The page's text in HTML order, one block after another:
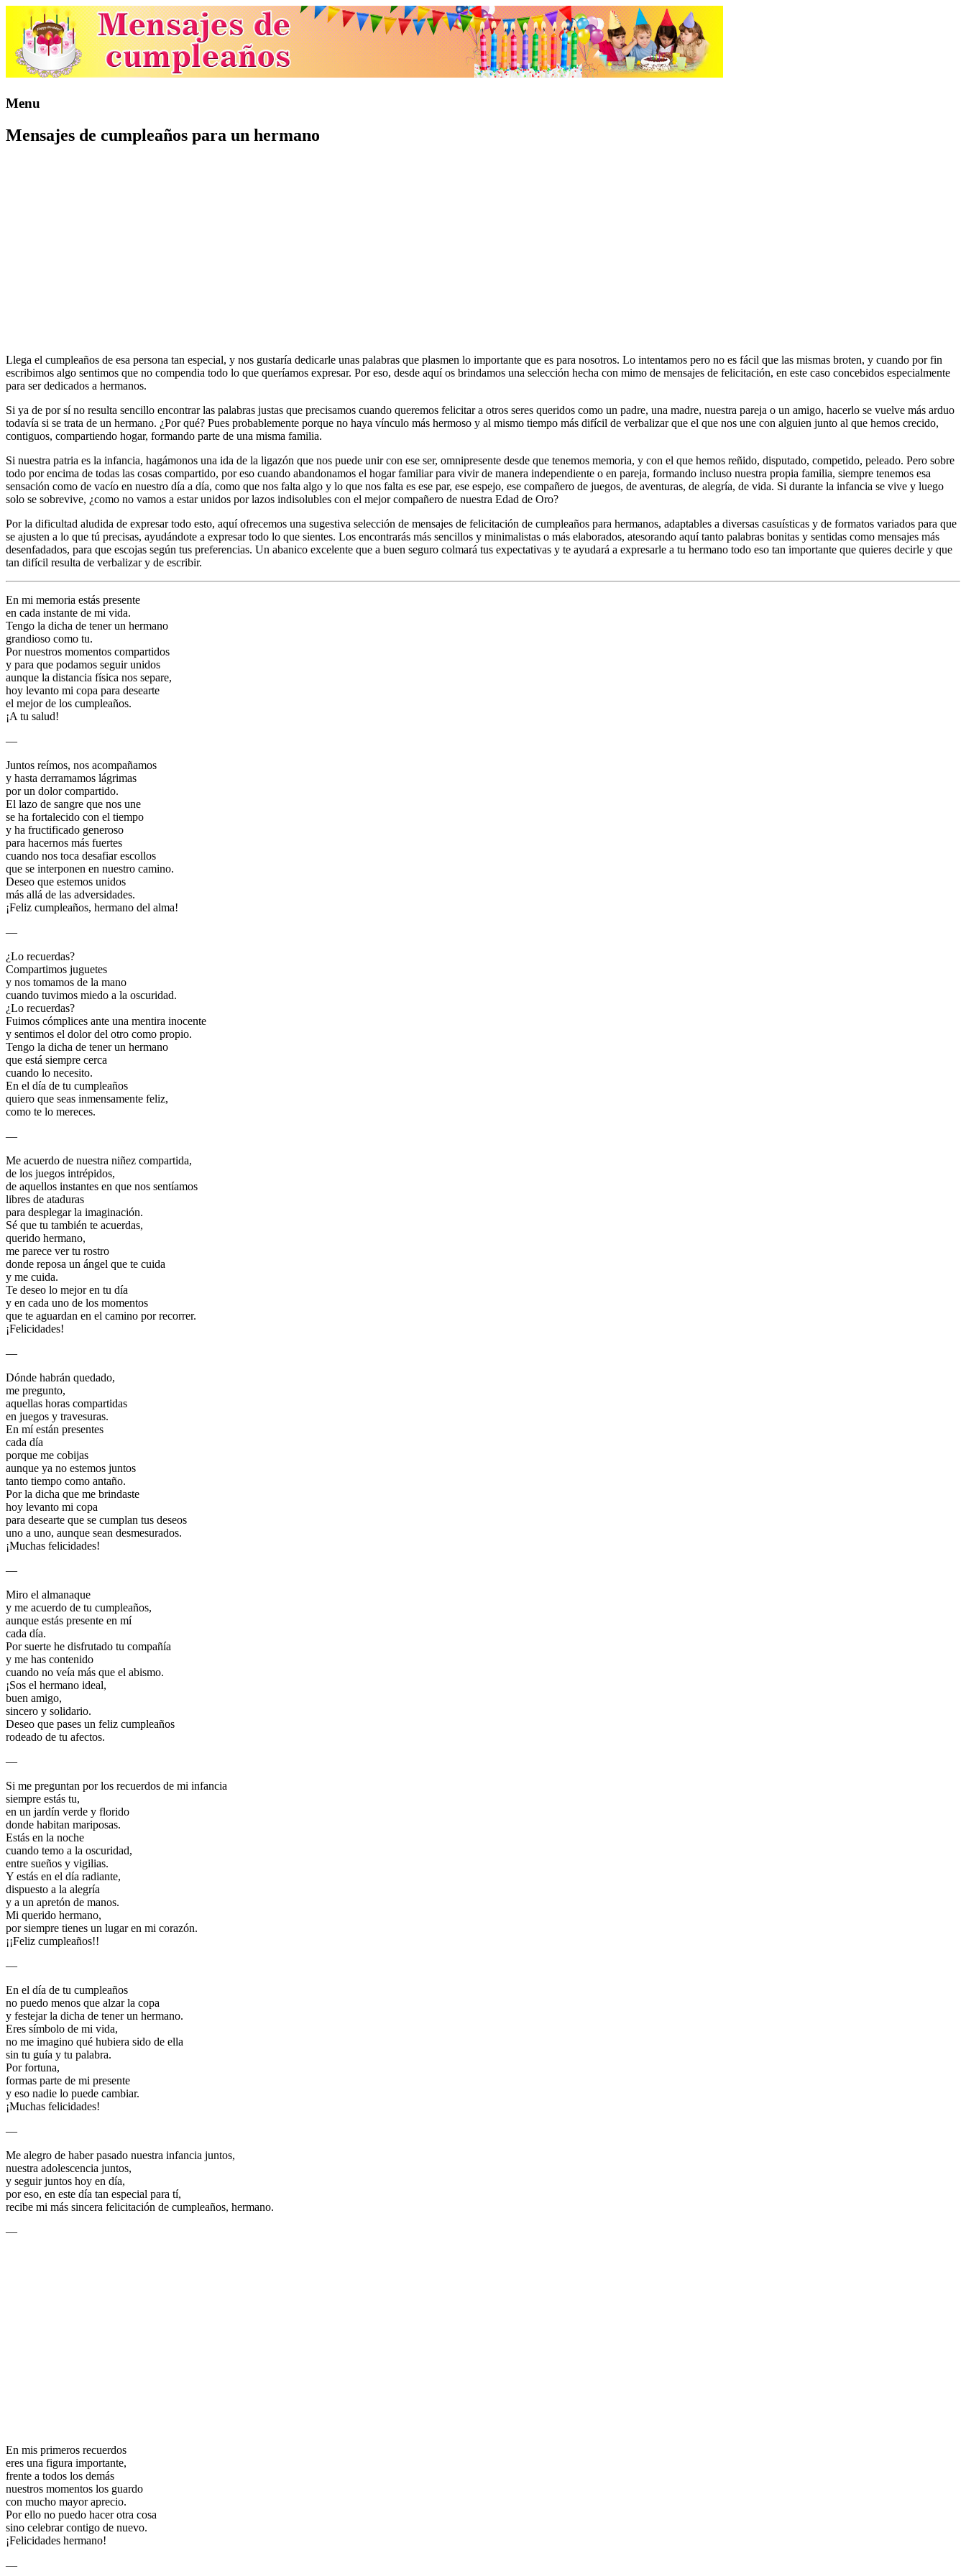
Menu
Mensajes de cumpleaños para un hermano
Llega el cumpleaños de esa persona tan especial, y nos gustaría dedicarle unas palabras que plasmen lo importante que es para nosotros. Lo intentamos pero no es fácil que las mismas broten, y cuando por fin
escribimos algo sentimos que no compendia todo lo que queríamos expresar. Por eso, desde aquí os brindamos una selección hecha con mimo de mensajes de felicitación, en este caso concebidos especialmente
para ser dedicados a hermanos.
Si ya de por sí no resulta sencillo encontrar las palabras justas que precisamos cuando queremos felicitar a otros seres queridos como un padre, una madre, nuestra pareja o un amigo, hacerlo se vuelve más arduo
todavía si se trata de un hermano. ¿Por qué? Pues probablemente porque no haya vínculo más hermoso y al mismo tiempo más difícil de verbalizar que el que nos une con alguien junto al que hemos crecido,
contiguos, compartiendo hogar, formando parte de una misma familia.
Si nuestra patria es la infancia, hagámonos una ida de la ligazón que nos puede unir con ese ser, omnipresente desde que tenemos memoria, y con el que hemos reñido, disputado, competido, peleado. Pero sobre
todo por encima de todas las cosas compartido, por eso cuando abandonamos el hogar familiar para vivir de manera independiente o en pareja, formando incluso nuestra propia familia, siempre tenemos esa
sensación como de vacío en nuestro día a día, como que nos falta algo y lo que nos falta es ese par, ese espejo, ese compañero de juegos, de aventuras, de alegría, de vida. Si durante la infancia se vive y luego
solo se sobrevive, ¿como no vamos a estar unidos por lazos indisolubles con el mejor compañero de nuestra Edad de Oro?
Por la dificultad aludida de expresar todo esto, aquí ofrecemos una sugestiva selección de mensajes de felicitación de cumpleaños para hermanos, adaptables a diversas casuísticas y de formatos variados para que
se ajusten a lo que tú precisas, ayudándote a expresar todo lo que sientes. Los encontrarás más sencillos y minimalistas o más elaborados, atesorando aquí tanto palabras bonitas y sentidas como mensajes más
desenfadados, para que escojas según tus preferencias. Un abanico excelente que a buen seguro colmará tus expectativas y te ayudará a expresarle a tu hermano todo eso tan importante que quieres decirle y que
tan difícil resulta de verbalizar y de escribir.
En mi memoria estás presente
en cada instante de mi vida.
Tengo la dicha de tener un hermano
grandioso como tu.
Por nuestros momentos compartidos
y para que podamos seguir unidos
aunque la distancia física nos separe,
hoy levanto mi copa para desearte
el mejor de los cumpleaños.
¡A tu salud!
—
Juntos reímos, nos acompañamos
y hasta derramamos lágrimas
por un dolor compartido.
El lazo de sangre que nos une
se ha fortalecido con el tiempo
y ha fructificado generoso
para hacernos más fuertes
cuando nos toca desafiar escollos
que se interponen en nuestro camino.
Deseo que estemos unidos
más allá de las adversidades.
¡Feliz cumpleaños, hermano del alma!
—
¿Lo recuerdas?
Compartimos juguetes
y nos tomamos de la mano
cuando tuvimos miedo a la oscuridad.
¿Lo recuerdas?
Fuimos cómplices ante una mentira inocente
y sentimos el dolor del otro como propio.
Tengo la dicha de tener un hermano
que está siempre cerca
cuando lo necesito.
En el día de tu cumpleaños
quiero que seas inmensamente feliz,
como te lo mereces.
—
Me acuerdo de nuestra niñez compartida,
de los juegos intrépidos,
de aquellos instantes en que nos sentíamos
libres de ataduras
para desplegar la imaginación.
Sé que tu también te acuerdas,
querido hermano,
me parece ver tu rostro
donde reposa un ángel que te cuida
y me cuida.
Te deseo lo mejor en tu día
y en cada uno de los momentos
que te aguardan en el camino por recorrer.
¡Felicidades!
—
Dónde habrán quedado,
me pregunto,
aquellas horas compartidas
en juegos y travesuras.
En mí están presentes
cada día
porque me cobijas
aunque ya no estemos juntos
tanto tiempo como antaño.
Por la dicha que me brindaste
hoy levanto mi copa
para desearte que se cumplan tus deseos
uno a uno, aunque sean desmesurados.
¡Muchas felicidades!
—
Miro el almanaque
y me acuerdo de tu cumpleaños,
aunque estás presente en mí
cada día.
Por suerte he disfrutado tu compañía
y me has contenido
cuando no veía más que el abismo.
¡Sos el hermano ideal,
buen amigo,
sincero y solidario.
Deseo que pases un feliz cumpleaños
rodeado de tu afectos.
—
Si me preguntan por los recuerdos de mi infancia
siempre estás tu,
en un jardín verde y florido
donde habitan mariposas.
Estás en la noche
cuando temo a la oscuridad,
entre sueños y vigilias.
Y estás en el día radiante,
dispuesto a la alegría
y a un apretón de manos.
Mi querido hermano,
por siempre tienes un lugar en mi corazón.
¡¡Feliz cumpleaños!!
—
En el día de tu cumpleaños
no puedo menos que alzar la copa
y festejar la dicha de tener un hermano.
Eres símbolo de mi vida,
no me imagino qué hubiera sido de ella
sin tu guía y tu palabra.
Por fortuna,
formas parte de mi presente
y eso nadie lo puede cambiar.
¡Muchas felicidades!
—
Me alegro de haber pasado nuestra infancia juntos,
nuestra adolescencia juntos,
y seguir juntos hoy en día,
por eso, en este día tan especial para tí,
recibe mi más sincera felicitación de cumpleaños, hermano.
—
En mis primeros recuerdos
eres una figura importante,
frente a todos los demás
nuestros momentos los guardo
con mucho mayor aprecio.
Por ello no puedo hacer otra cosa
sino celebrar contigo de nuevo.
¡Felicidades hermano!
—